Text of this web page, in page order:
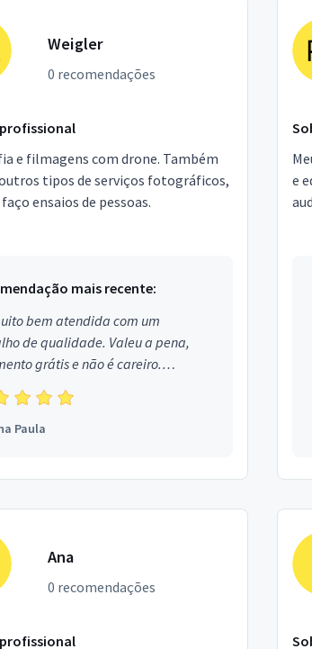
Weigler
0 recomendações
e filmagens com drone. Também
tipos de serviços fotográficos,
ensaios de pessoas.
mais recente:
bem atendida com um
de qualidade. Valeu a pena,
grátis e não é careiro.
Paula
e
Ana
0 recomendações